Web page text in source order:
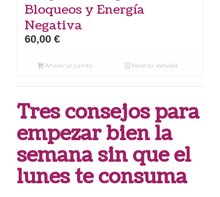
Bloqueos y Energía
Negativa
60,00 €
Añadir al carrito Mostrar detalles
Tres consejos para
empezar bien la
semana sin que el
lunes te consuma